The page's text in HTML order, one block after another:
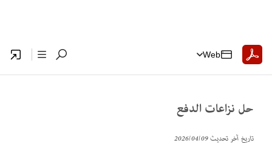
Web
حل نزاعات الدفع
تاريخ آخر تحديث09‏/04‏/2026